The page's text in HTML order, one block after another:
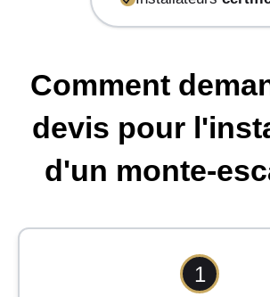
Comment
devis pour
d'un monte-
1